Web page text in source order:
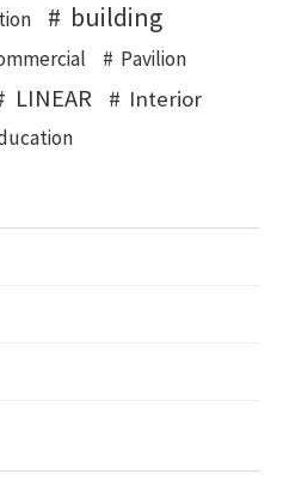
building
Pavilion
LINEAR Interior